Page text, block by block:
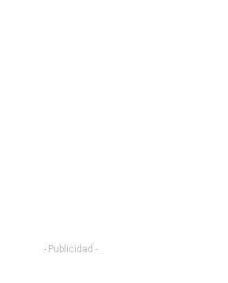
- Publicidad -